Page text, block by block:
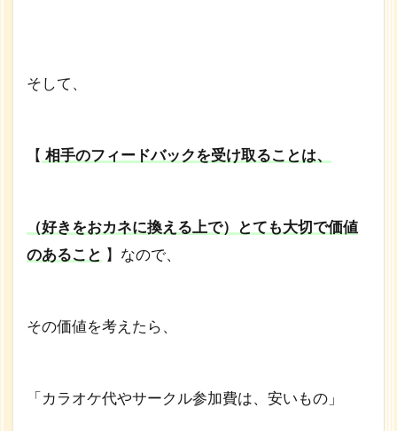
そして、
【 相手のフィードバックを受け取ることは、
（好きをおカネに換える上で）とても大切で価値
のあること 】なので、
その価値を考えたら、
「カラオケ代やサークル参加費は、安いもの」